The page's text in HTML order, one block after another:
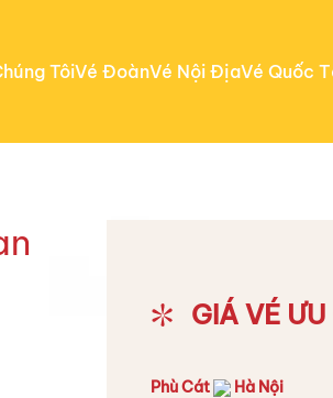
TôiVé ĐoànVé Nội ĐịaVé Quốc
GIÁ VÉ
Phù Cát Hà Nội